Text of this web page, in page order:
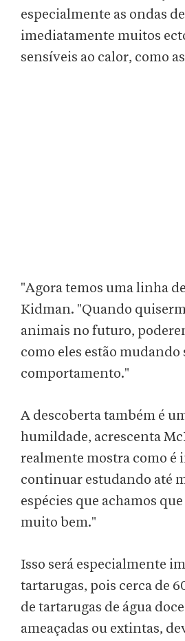
especialmente as ondas
imediatamente muitos
sensíveis ao calor, como
"Agora temos uma linha
Kidman. "Quando
animais no futuro,
como eles estão mudando
comportamento."
A descoberta também é
humildade, acrescenta
realmente mostra como é
continuar estudando até
espécies que achamos
muito bem."
Isso será especialmente
tartarugas, pois cerca de
de tartarugas de água
ameaçadas ou extintas,